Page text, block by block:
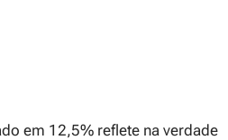
em 12,5% reflete na verdade